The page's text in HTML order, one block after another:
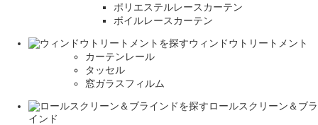
ポリエステルレースカーテン
ボイルレースカーテン
ウィンドウトリートメント
カーテンレール
タッセル
窓ガラスフィルム
ロールスクリーン＆ブラ
インド